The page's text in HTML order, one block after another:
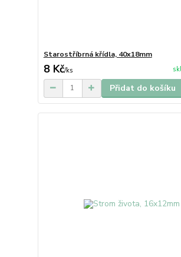
Starostříbrná křídla, 40x18mm
8 Kč/ks
Přidat do košíku